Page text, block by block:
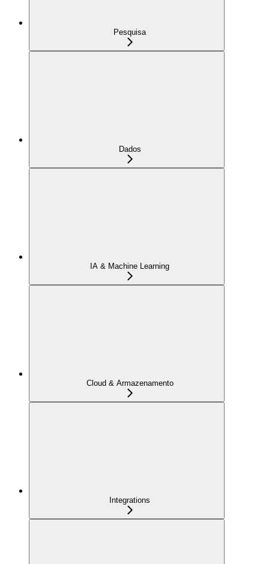
Pesquisa
Dados
IA & Machine Learning
Cloud & Armazenamento
Integrations